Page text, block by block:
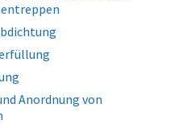
Anordnung von